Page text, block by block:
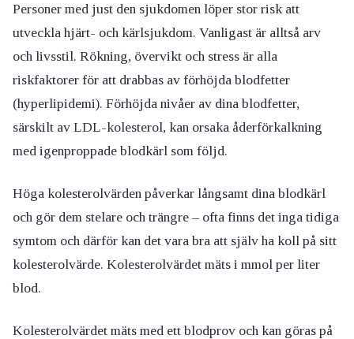
Personer med just den sjukdomen löper stor risk att
utveckla hjärt- och kärlsjukdom. Vanligast är alltså arv
och livsstil. Rökning, övervikt och stress är alla
riskfaktorer för att drabbas av förhöjda blodfetter
(hyperlipidemi). Förhöjda nivåer av dina blodfetter,
särskilt av LDL-kolesterol, kan orsaka åderförkalkning
med igenproppade blodkärl som följd.
Höga kolesterolvärden påverkar långsamt dina blodkärl
och gör dem stelare och trängre – ofta finns det inga tidiga
symtom och därför kan det vara bra att själv ha koll på sitt
kolesterolvärde. Kolesterolvärdet mäts i mmol per liter
blod.
Kolesterolvärdet mäts med ett blodprov och kan göras på